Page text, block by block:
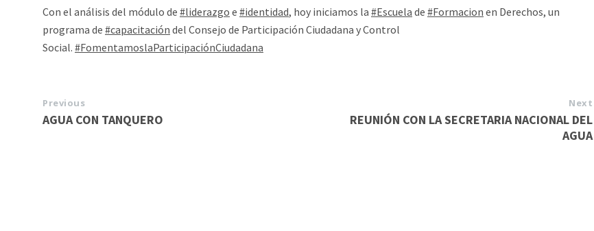
Con el análisis del módulo de #liderazgo e #identidad, hoy iniciamos la #Escuela de #Formacion en Derechos, un
programa de #capacitación del Consejo de Participación Ciudadana y Control
Social. #FomentamoslaParticipaciónCiudadana
Previous
AGUA CON TANQUERO
Next
REUNIÓN CON LA SECRETARIA NACIONAL DEL
AGUA